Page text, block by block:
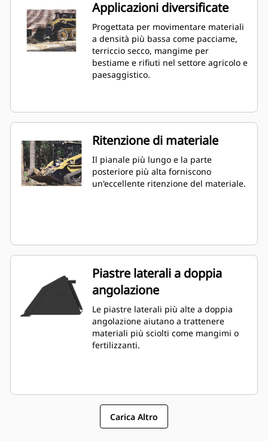
Applicazioni diversificate
Progettata per movimentare materiali
a densità più bassa come pacciame,
terriccio secco, mangime per
bestiame e rifiuti nel settore agricolo e
paesaggistico.
Ritenzione di materiale
Il pianale più lungo e la parte
posteriore più alta forniscono
un'eccellente ritenzione del materiale.
Piastre laterali a doppia
angolazione
Le piastre laterali più alte a doppia
angolazione aiutano a trattenere
materiali più sciolti come mangimi o
fertilizzanti.
Carica Altro